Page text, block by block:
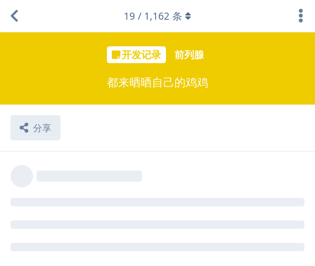
开发记录 前列腺
都来晒晒自己的鸡鸡
分享
19 / 1,162 条